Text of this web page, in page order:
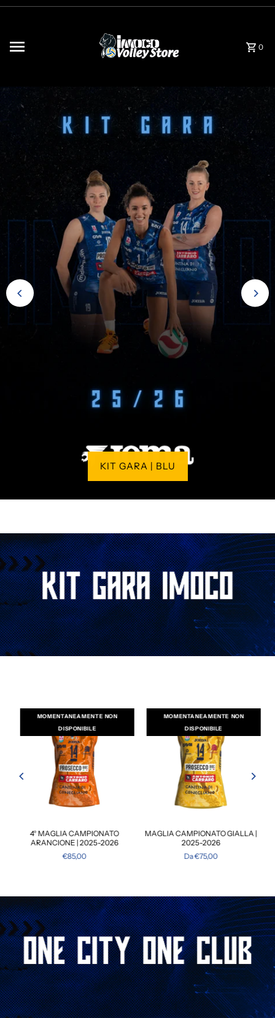
0
KIT GARA | BLU
MOMENTANEAMENTE NON
DISPONIBILE
4° MAGLIA CAMPIONATO
ARANCIONE | 2025-2026
€85,00
MOMENTANEAMENTE NON
DISPONIBILE
MAGLIA CAMPIONATO GIALLA |
2025-2026
Da €75,00